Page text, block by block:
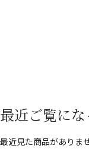
最近ご覧に
最近見た商品がありま